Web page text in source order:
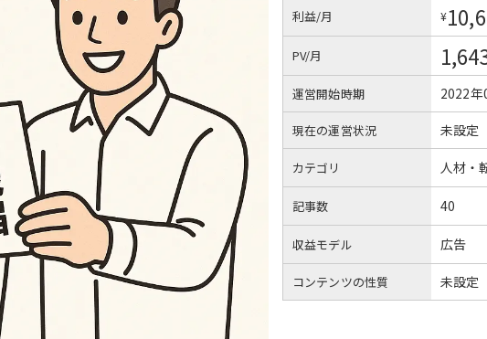
利益/月 ¥
PV/月
運営開始時期 2022年
現在の運営状況 未設定
カテゴリ 人材・
記事数 40
収益モデル 広告
コンテンツの性質 未設定